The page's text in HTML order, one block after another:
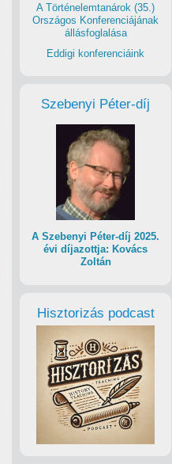
A Történelemtanárok (35.)
Országos Konferenciájának
állásfoglalása
Eddigi konferenciáink
Szebenyi Péter-díj
A Szebenyi Péter-díj 2025.
évi díjazottja: Kovács
Zoltán
Hisztorizás podcast